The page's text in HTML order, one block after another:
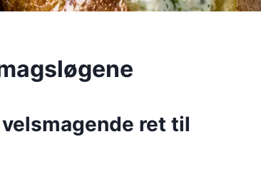
ret til